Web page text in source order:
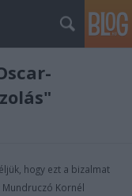
hogy ezt a bizalmat
Kornél